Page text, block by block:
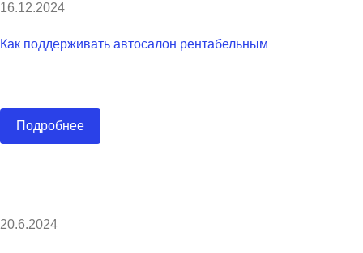
16.12.2024
Как поддерживать автосалон рентабельным
Подробнее
20.6.2024